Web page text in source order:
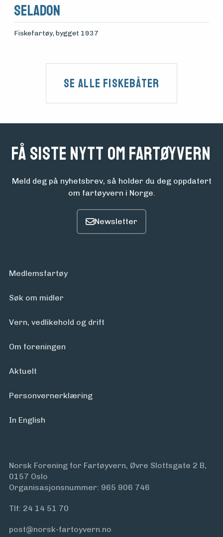
SELADON
Fiskefartøy, bygget 1937
Se alle fiskebåter
Få siste nytt om fartøyvern
Meld deg på nyhetsbrev, så holder du deg oppdatert
om fartøyvern i Norge.
Medlemsfartøy
Søk om midler
Vern, vedlikehold og drift
Om foreningen
Aktuelt
Personvern­erklæring
In English
Norsk Forening for Fartøyvern, Øvre Slottsgate 2 B,
0157 Oslo
Organisasjonsnummer: 965 906 746
Tlf: 24 14 51 70
post@norsk-fartoyvern.no